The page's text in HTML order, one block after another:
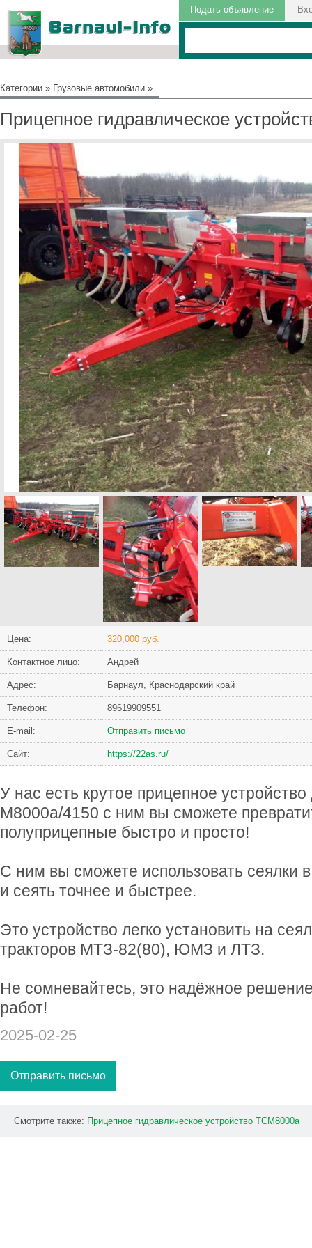
Подать объявление
Категории » Грузовые автомобили »
Прицепное гидравлическое
Цена: 320,000 руб.
Контактное лицо: Андрей
Адрес: Барнаул, Краснодарский край
Телефон: 89619909551
Е-mail: Отправить письмо
Сайт: https://22as.ru/
У нас есть крутое прицепное
М8000а/4150 с ним вы сможете
полуприцепные быстро и просто!
С ним вы сможете использовать сеялки
и сеять точнее и быстрее.
Это устройство легко установить на
тракторов МТЗ-82(80), ЮМЗ и ЛТЗ.
Не сомневайтесь, это надёжное
работ!
2025-02-25
Отправить письмо
Смотрите также: Прицепное гидравлическое устройство ТСМ8000а